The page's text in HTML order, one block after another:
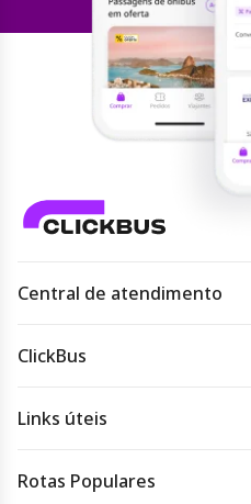
Central de atendimento
Acessar
ClickBus
Imprensa
Baixar o aplicativo
Links úteis
Rodoviárias
Rotas Populares